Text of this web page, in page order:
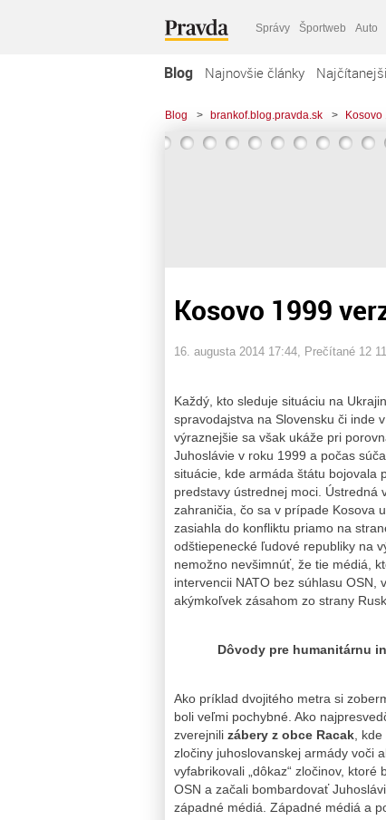
Správy Športweb Auto
Blog Najnovšie články
Blog > brankof.blog.pravda.sk >
Kosovo 1999
16. augusta 2014 17:44 , Prečítané 12
Každý, kto sleduje situáciu na
spravodajstva na Slovensku či inde
výraznejšie sa však ukáže pri
Juhoslávie v roku 1999 a počas
situácie, kde armáda štátu bojovala
predstavy ústrednej moci. Ústredná
zahraničia, čo sa v prípade Kosova
zasiahla do konfliktu priamo na
odštiepenecké ľudové republiky na
nemožno nevšimnúť, že tie médiá,
intervencii NATO bez súhlasu
akýmkoľvek zásahom zo strany
Dôvody pre humanitárnu
Ako príklad dvojitého metra si
boli veľmi pochybné. Ako
zverejnili zábery z obce Racak, kde
zločiny juhoslovanskej armády voči
vyfabrikovali „dôkaz“ zločinov,
OSN a začali bombardovať
západné médiá. Západné médiá a